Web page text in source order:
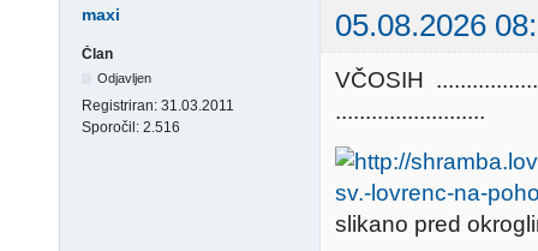
maxi 05.08.2026
Član
Odjavljen
Registriran: 31.03.2011
Sporočil: 2.516
VČOSIH
.........................
slikano pred